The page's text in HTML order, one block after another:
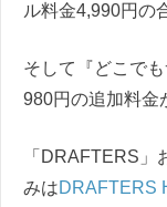
ル料金4,990円の
そして『どこで
980円の追加料金
「DRAFTERS」
みはDRAFTERS